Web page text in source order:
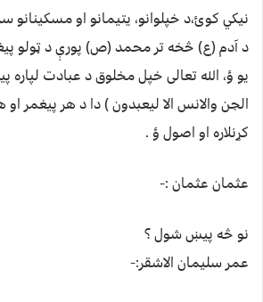
نیکي کوئ،د خپلوانو، یتیمانو او
د آدم (ع) څخه تر محمد (ص) پورې د ټولو
یو ؤ، الله تعالی خپل مخلوق د عبادت لپاره
الجن والانس الا لیعبدون ) دا د هر پیغمر
کړنلاره او اصول ؤ .
عثمان عثمان :-
نو څه پیښ شول ؟
عمر سلیمان الاشقر:-